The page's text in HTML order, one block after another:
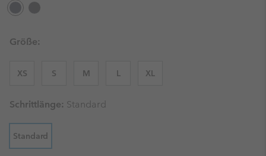
Größe:
XS S M L XL
Schrittlänge: Standard
Standard